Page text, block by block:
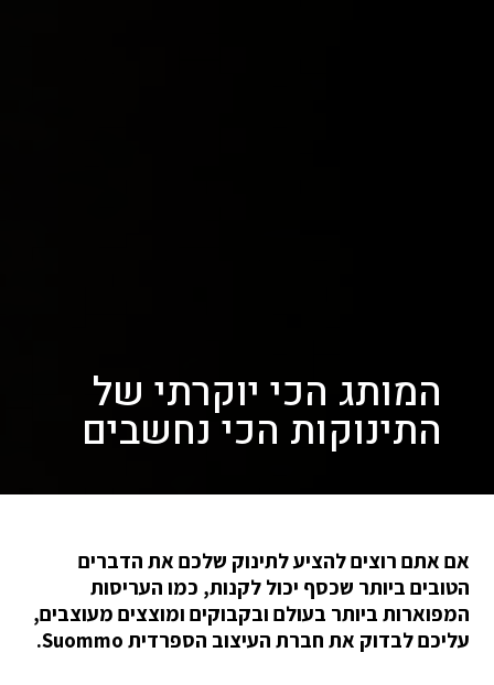
המותג הכי יוקרתי של
התינוקות הכי נחשבים
אם אתם רוצים להציע לתינוק שלכם את הדברים
הטובים ביותר שכסף יכול לקנות, כמו העריסות
המפוארות ביותר בעולם ובקבוקים ומוצצים מעוצבים,
עליכם לבדוק את חברת העיצוב הספרדית Suommo.